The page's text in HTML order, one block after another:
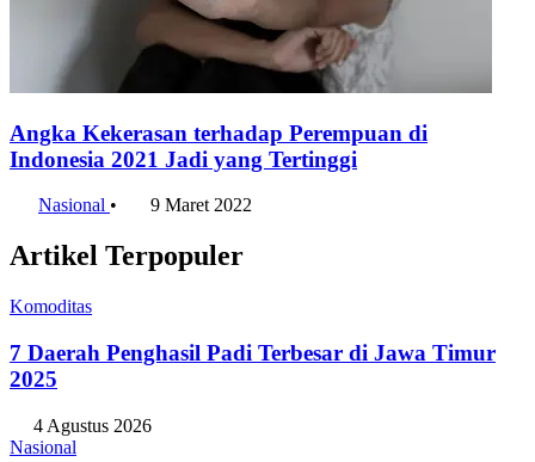
Angka Kekerasan terhadap Perempuan di
Indonesia 2021 Jadi yang Tertinggi
Nasional • 9 Maret 2022
Artikel Terpopuler
Komoditas
7 Daerah Penghasil Padi Terbesar di Jawa Timur
2025
4 Agustus 2026
Nasional